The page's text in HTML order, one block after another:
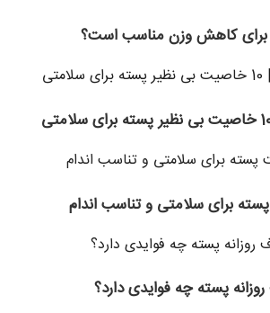
برای کاهش وزن مناسب است؟
پسته چه فوایدی دارد؟